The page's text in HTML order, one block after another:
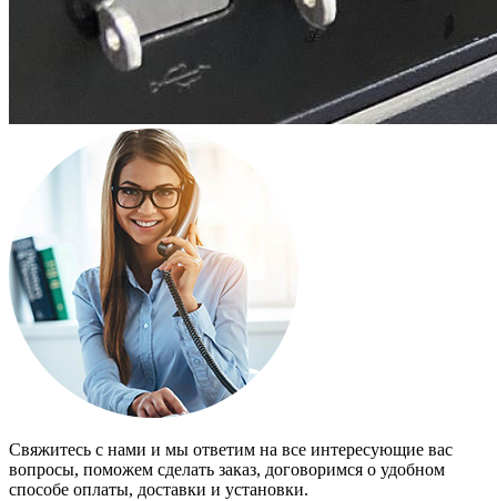
Свяжитесь с нами и мы ответим на все интересующие вас
вопросы, поможем сделать заказ, договоримся о удобном
способе оплаты, доставки и установки.